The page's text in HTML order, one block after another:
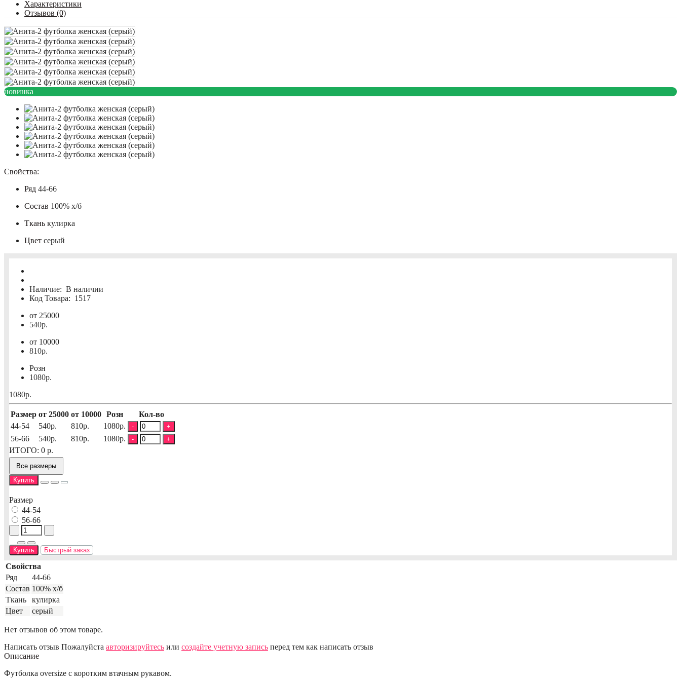
Характеристики
Отзывов (0)
новинка
Свойства:
Ряд 44-66
Состав 100% х/б
Ткань кулирка
Цвет серый
Наличие: В наличии
Код Товара: 1517
от 25000
540р.
от 10000
810р.
Розн
1080р.
1080р.
Размер от 25000 от 10000 Розн
Кол-во
44-54
540р. 810р. 1080р. - +
56-66 540р. 810р. 1080р. - +
ИТОГО: 0 р.
Все размеры
Купить
Размер
44-54
56-66
Купить Быстрый заказ
Свойства
Ряд
44-66
Состав 100% х/б
Ткань
кулирка
Цвет
серый
Нет отзывов об этом товаре.
Написать отзыв Пожалуйста авторизируйтесь или создайте учетную запись перед тем как написать отзыв
Описание
Футболка oversize с коротким втачным рукавом.